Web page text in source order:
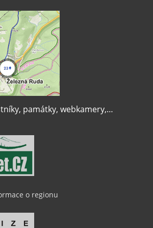
památky, webkamery,…
o regionu